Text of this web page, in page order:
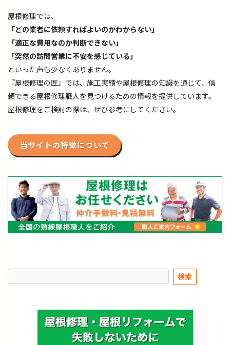
屋根修理では、
「どの業者に依頼すればよいのかわからない」
「適正な費用なのか判断できない」
「突然の訪問営業に不安を感じている」
といった声も少なくありません。
『屋根修理の匠』では、施工実績や屋根修理の知識を通じて、信
頼できる屋根修理職人を見つけるための情報を提供しています。
屋根修理をご検討の際は、ぜひ参考にしてください。
当サイトの特徴について